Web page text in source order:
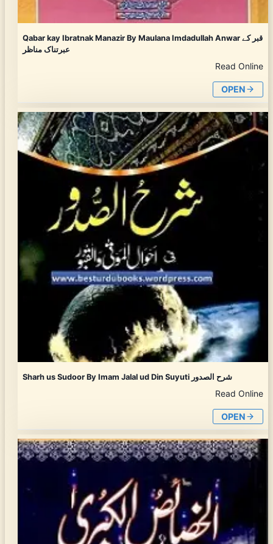
Qabar kay Ibratnak Manazir By Maulana Imdadullah Anwar قبر کے
عبرتناک مناظر
Read Online
OPEN
Sharh us Sudoor By Imam Jalal ud Din Suyuti شرح الصدور
Read Online
OPEN